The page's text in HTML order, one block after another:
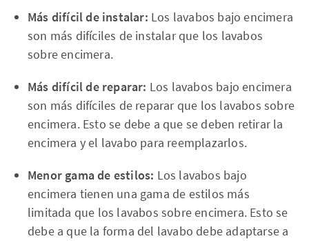
Más difícil de instalar: Los lavabos bajo encimera
son más difíciles de instalar que los lavabos
sobre encimera.
Más difícil de reparar: Los lavabos bajo encimera
son más difíciles de reparar que los lavabos sobre
encimera. Esto se debe a que se deben retirar la
encimera y el lavabo para reemplazarlos.
Menor gama de estilos: Los lavabos bajo
encimera tienen una gama de estilos más
limitada que los lavabos sobre encimera. Esto se
debe a que la forma del lavabo debe adaptarse a